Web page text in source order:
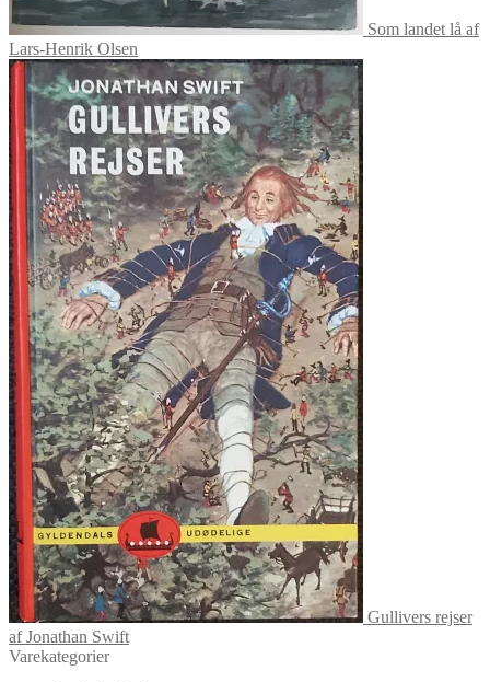
Som landet lå af
Lars-Henrik Olsen
Gullivers rejser
af Jonathan Swift
Varekategorier